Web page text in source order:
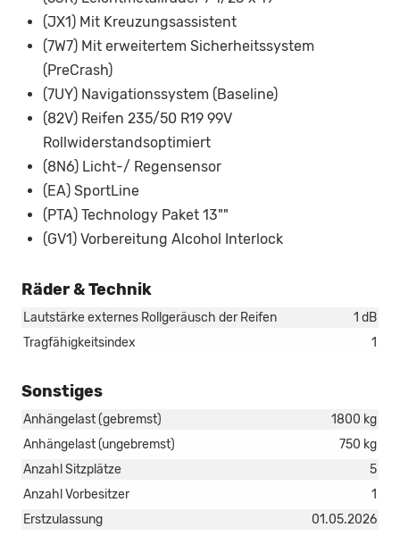
(JX1) Mit Kreuzungsassistent
(7W7) Mit erweitertem Sicherheitssystem
(PreCrash)
(7UY) Navigationssystem (Baseline)
(82V) Reifen 235/50 R19 99V
Rollwiderstandsoptimiert
(8N6) Licht-/ Regensensor
(EA) SportLine
(PTA) Technology Paket 13""
(GV1) Vorbereitung Alcohol Interlock
Räder & Technik
Lautstärke externes Rollgeräusch der Reifen
1 dB
Tragfähigkeitsindex
1
Sonstiges
Anhängelast (gebremst)
1800 kg
Anhängelast (ungebremst)
750 kg
Anzahl Sitzplätze
5
Anzahl Vorbesitzer
1
Erstzulassung
01.05.2026